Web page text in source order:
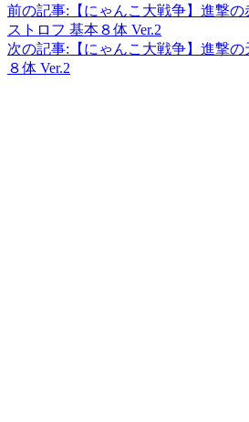
前の記事: 【にゃんこ大戦争】進撃
ストロフ 基本８体 Ver.2
次の記事: 【にゃんこ大戦争】進撃
８体 Ver.2